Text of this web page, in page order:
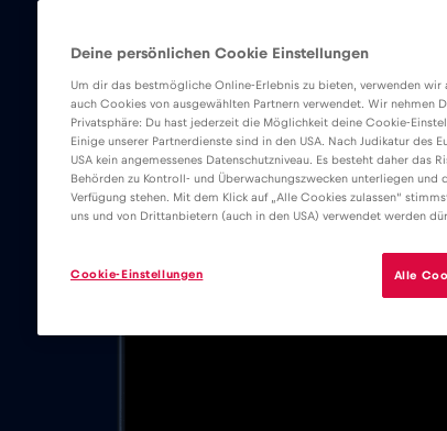
Deine persönlichen Cookie Einstellungen
Um dir das bestmögliche Online-Erlebnis zu bieten, verwenden
auch Cookies von ausgewählten Partnern verwendet. Wir nehmen
Privatsphäre: Du hast jederzeit die Möglichkeit deine Cookie-
Einige unserer Partnerdienste sind in den USA. Nach Judikatur des
USA kein angemessenes Datenschutzniveau. Es besteht daher das
Behörden zu Kontroll- und Überwachungszwecken unterliegen und
Verfügung stehen. Mit dem Klick auf „Alle Cookies zulassen“
uns und von Drittanbietern (auch in den USA) verwendet werden
Alle
Cookie-Einstellungen